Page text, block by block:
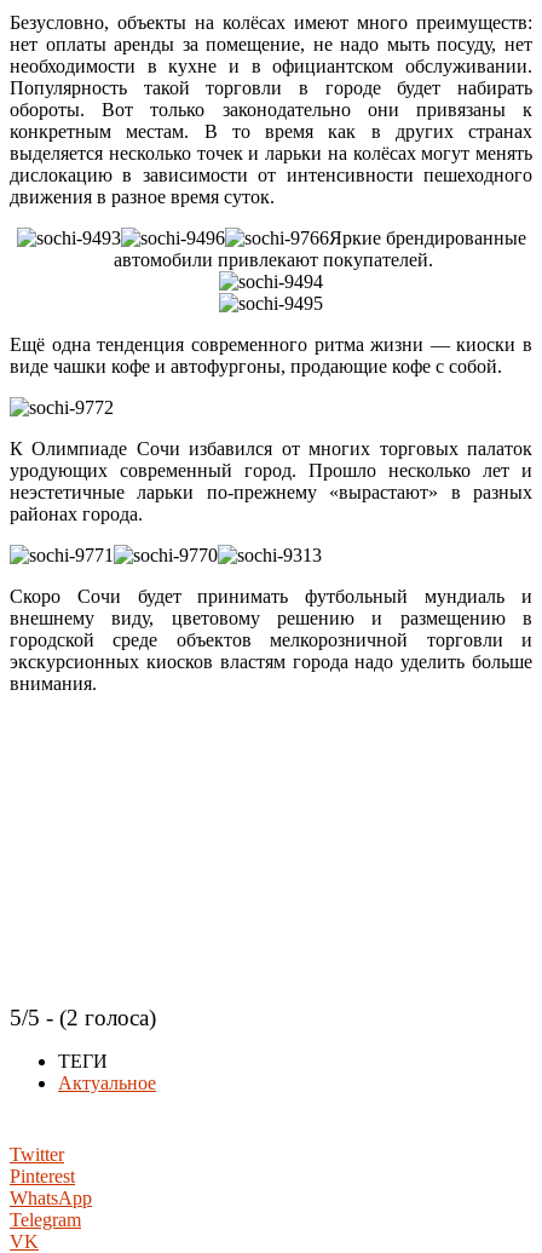
Безусловно, объекты на колёсах имеют много преимуществ:
нет оплаты аренды за помещение, не надо мыть посуду, нет
необходимости в кухне и в официантском обслуживании.
Популярность такой торговли в городе будет набирать
обороты. Вот только законодательно они привязаны к
конкретным местам. В то время как в других странах
выделяется несколько точек и ларьки на колёсах могут менять
дислокацию в зависимости от интенсивности пешеходного
движения в разное время суток.
Яркие брендированные
автомобили привлекают покупателей.
Ещё одна тенденция современного ритма жизни — киоски в
виде чашки кофе и автофургоны, продающие кофе с собой.
К Олимпиаде Сочи избавился от многих торговых палаток
уродующих современный город. Прошло несколько лет и
неэстетичные ларьки по-прежнему «вырастают» в разных
районах города.
Скоро Сочи будет принимать футбольный мундиаль и
внешнему виду, цветовому решению и размещению в
городской среде объектов мелкорозничной торговли и
экскурсионных киосков властям города надо уделить больше
внимания.
5/5 - (2 голоса)
ТЕГИ
Актуальное
Twitter
Pinterest
WhatsApp
Telegram
VK